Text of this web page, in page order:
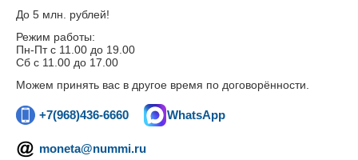
До 5 млн. рублей!
Режим работы:
Пн-Пт c 11.00 до 19.00
Сб с 11.00 до 17.00
Можем принять вас в другое время по договорённости.
+7(968)436-6660 WhatsApp
moneta@nummi.ru